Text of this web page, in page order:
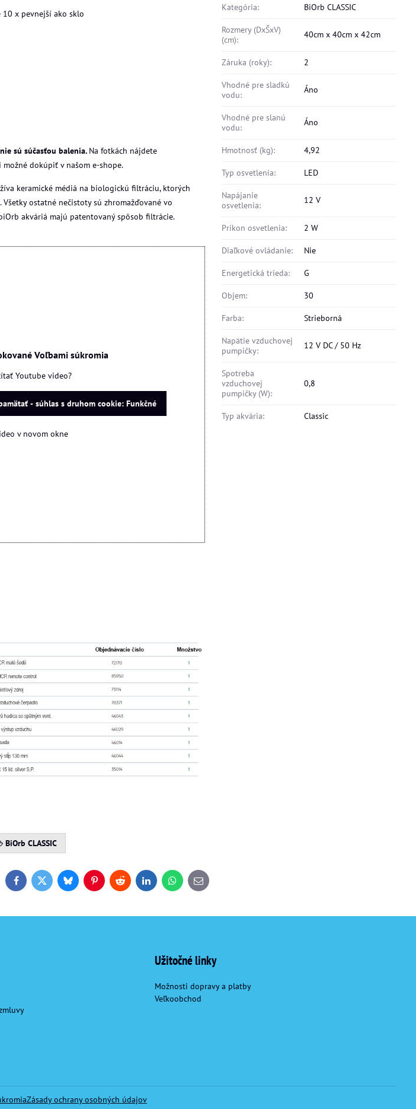
x pevnejší ako sklo
sú súčasťou balenia. Na fotkách nájdete
dokúpiť v našom e-shope.
keramické médiá na biologickú filtráciu, ktorých
ostatné nečistoty sú zhromažďované vo
akváriá majú patentovaný spôsob filtrácie.
Voľbami súkromia
Youtube video?
- súhlas s druhom cookie: Funkčné
v novom okne
BiOrb CLASSIC
Kategória: BiOrb CLASSIC
Rozmery (DxŠxV)
(cm):
40cm x 40cm x 42cm
Záruka (roky): 2
Vhodné pre sladkú
vodu:
Áno
Vhodné pre slanú
vodu:
Áno
Hmotnosť (kg): 4,92
Typ osvetlenia: LED
Napájanie
osvetlenia:
12 V
Príkon osvetlenia: 2 W
Diaľkové ovládanie: Nie
Energetická trieda: G
Objem: 30
Farba: Strieborná
Napätie vzduchovej
pumpičky:
12 V DC / 50 Hz
Spotreba
vzduchovej
pumpičky (W):
0,8
Typ akvária: Classic
FacebookTwitterBlueskyPinterestRedditLinkedInWhatsApp
E-
mail
BiOrb CLASSIC biele 30 l MCR
Užitočné linky
Možnosti dopravy a platby
Veľkoobchod
Zásady ochrany osobných údajov